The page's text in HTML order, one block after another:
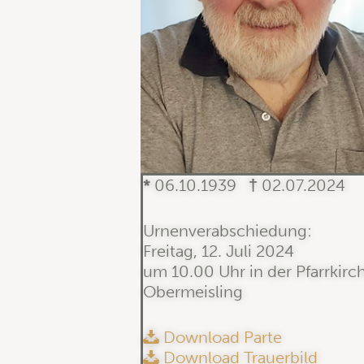
* 06.10.1939 † 02.07.2024
Urnenverabschiedung:
Freitag, 12. Juli 2024
um 10.00 Uhr in der
Obermeisling
Download Parte
Download Trauerbild